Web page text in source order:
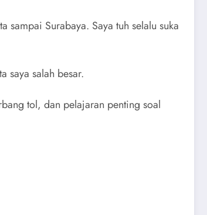
Surabaya. Saya tuh selalu suka
saya salah besar.
tol, dan pelajaran penting soal